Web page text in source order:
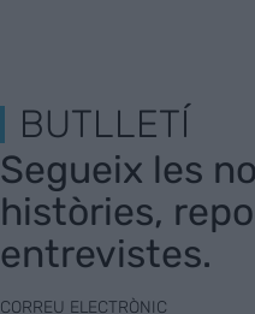
BUTLLETÍ
Segueix les
històries,
entrevistes.
CORREU ELECTRÒNIC